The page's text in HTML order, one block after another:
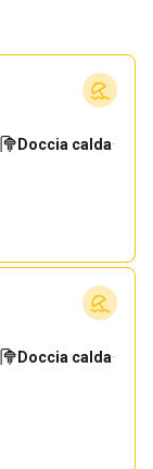
Doccia calda·
Doccia calda·